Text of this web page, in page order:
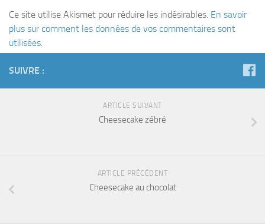
Ce site utilise Akismet pour réduire les indésirables. En savoir
plus sur comment les données de vos commentaires sont
utilisées.
SUIVRE :
ARTICLE SUIVANT
Cheesecake zébré
ARTICLE PRÉCÉDENT
Cheesecake au chocolat